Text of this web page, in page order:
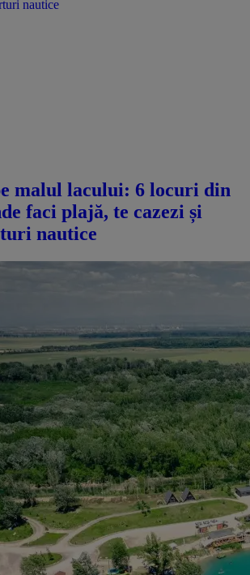
nautice
malul lacului: 6 locuri din
faci plajă, te cazezi și
nautice